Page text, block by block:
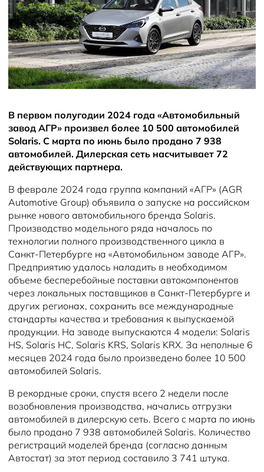
Новости
В первом полугодии 2024 года «Автомобильный
завод АГР» произвел более 10 500 автомобилей
Solaris. С марта по июнь было продано 7 938
автомобилей. Дилерская сеть насчитывает 72
действующих партнера.
В феврале 2024 года группа компаний «АГР» (AGR
Automotive Group) объявила о запуске на российском
рынке нового автомобильного бренда Solaris.
Производство модельного ряда началось по
технологии полного производственного цикла в
Санкт-Петербурге на «Автомобильном заводе АГР».
Предприятию удалось наладить в необходимом
объеме бесперебойные поставки автокомпонентов
через локальных поставщиков в Санкт-Петербурге и
других регионах, сохранить все международные
стандарты качества и требования к выпускаемой
продукции. На заводе выпускаются 4 модели: Solaris
HS, Solaris HC, Solaris KRS, Solaris KRX. За неполные 6
месяцев 2024 года было произведено более 10 500
автомобилей Solaris.
В рекордные сроки, спустя всего 2 недели после
возобновления производства, начались отгрузки
автомобилей в дилерскую сеть. Всего с марта по июнь
было продано 7 938 автомобилей Solaris. Количество
регистраций моделей бренда (согласно данным
Автостат) за этот период составило 3 741 штука.